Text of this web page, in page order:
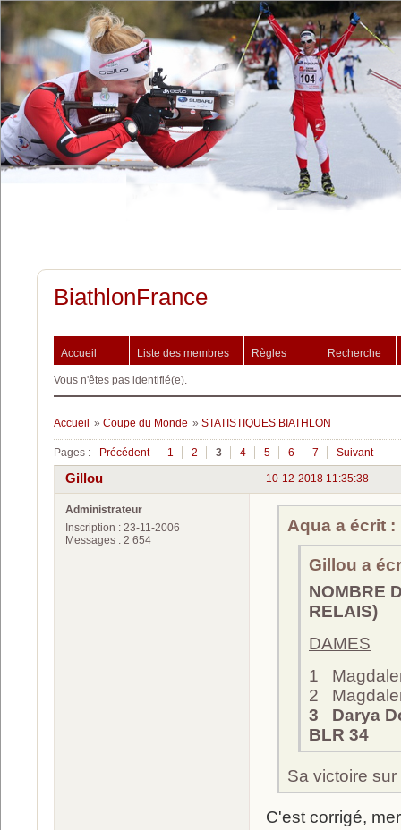
BiathlonFrance
Accueil Liste des membres Règles Recherche
Vous n'êtes pas identifié(e).
Accueil » Coupe du Monde » STATISTIQUES BIATHLON
Pages : Précédent 1 2 3 4 5 6 7 Suivant
10-12-2018 11:35:38
Gillou
Administrateur
Inscription : 23-11-2006
Messages : 2 654
Aqua a écrit :
Gillou a
NOMBRE
RELAIS)
DAMES
1
2
3 Darya
BLR 34
Sa victoire
C'est corrigé,